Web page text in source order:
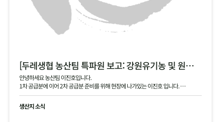
[두레생협 농산팀 특파원 보고: 강원유기농 및 원주생명농업 2차 안내]
안녕하세요 농산팀 이진호입니다.
1차 공급분에 이어 2차 공급분 준비를 위해 현장에 나가있는 이진호 입니다.
강원유기농 김장 무, 동치미 무, 대파 공급 예정이며, 현재 작확 상태 및 품질과 생산지
현황 공유드립니다.
생산지 소식